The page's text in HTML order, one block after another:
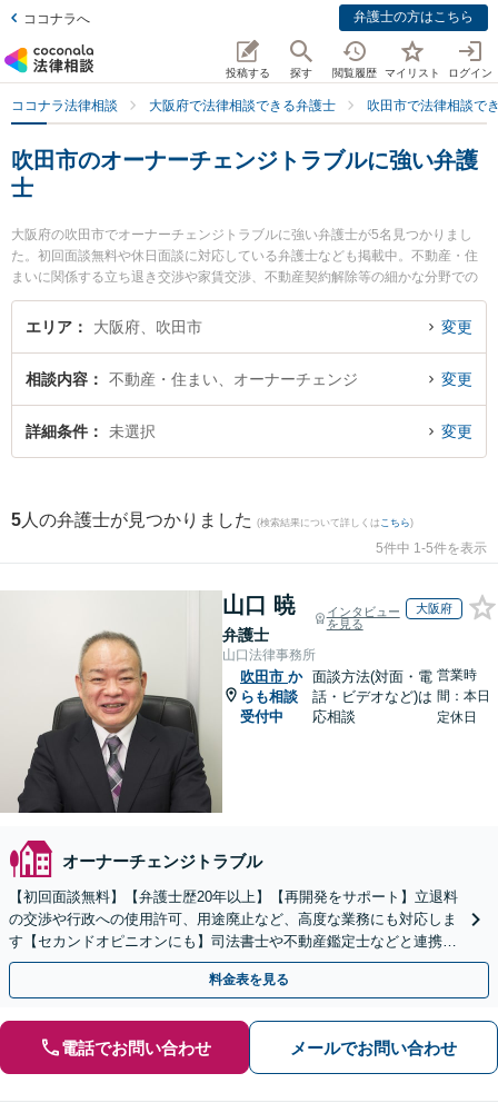
ココナラへ 弁護士の方はこちら
投稿する 探す 閲覧履歴 マイリスト ログイン
ココナラ法律相談 大阪府で法律相談できる弁護士 吹田市で法律相談で
吹田市のオーナーチェンジトラブルに強い弁護
士
大阪府の吹田市でオーナーチェンジトラブルに強い弁護士が5名見つかりまし
た。初回面談無料や休日面談に対応している弁護士なども掲載中。不動産・住
まいに関係する立ち退き交渉や家賃交渉、不動産契約解除等の細かな分野での
絞り込み検索もでき便利です。特に吹田総合法律事務所の木村 栄作弁護士や大
永法律事務所の大永 祐希弁護士、トータリティー法律事務所の山﨑 智義弁護士
に相談したい』『オーナーチェンジトラブルのトラブル解決の実績豊富な近く
の弁護士を検索したい』『初回相談無料でオーナーチェンジトラブルを法律相
談できる吹田市内の弁護士に相談予約したい』などでお困りの相談者さんにお
エリア 大阪府、吹田市 変更
相談内容 不動産・住まい、オーナーチェンジ 変更
詳細条件 未選択 変更
5 人の弁護士が見つかりました (検索結果について詳しくは こちら)
5件中 1-5件を表示
山口 暁
弁護士
インタビュー
を見る
大阪府
山口法律事務所
吹田市 か
らも相談
受付中
面談方法(対面・電
話・ビデオなど)は
応相談
営業時
間：本日
定休日
オーナーチェンジトラブル
【初回面談無料】【弁護士歴20年以上】【再開発をサポート】立退料
の交渉や行政への使用許可、用途廃止など、高度な業務にも対応しま
す【セカンドオピニオンにも】司法書士や不動産鑑定士などと連携。
農地や山林などもお任せください【枚方市駅6分】
料金表を見る
電話でお問い合わせ メールでお問い合わせ